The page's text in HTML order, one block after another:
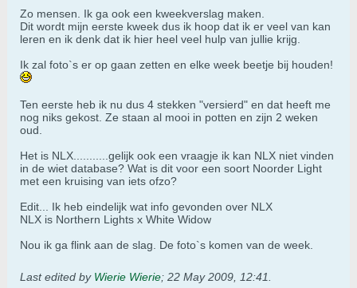
Zo mensen. Ik ga ook een kweekverslag maken.
Dit wordt mijn eerste kweek dus ik hoop dat ik er veel van kan
leren en ik denk dat ik hier heel veel hulp van jullie krijg.
Ik zal foto`s er op gaan zetten en elke week beetje bij houden!
Ten eerste heb ik nu dus 4 stekken "versierd" en dat heeft me
nog niks gekost. Ze staan al mooi in potten en zijn 2 weken
oud.
Het is NLX...........gelijk ook een vraagje ik kan NLX niet vinden
in de wiet database? Wat is dit voor een soort Noorder Light
met een kruising van iets ofzo?
Edit... Ik heb eindelijk wat info gevonden over NLX
NLX is Northern Lights x White Widow
Nou ik ga flink aan de slag. De foto`s komen van de week.
Last edited by Wierie Wierie; 22 May 2009, 12:41